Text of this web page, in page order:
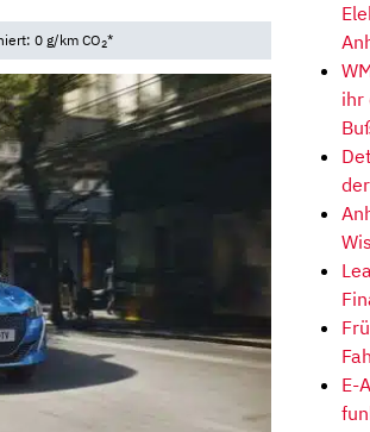
0 g/km CO2*
ihr
E-